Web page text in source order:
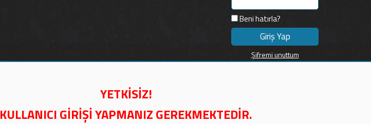
Beni hatırla?
Şifremi unuttum
YETKİSİZ!
KULLANICI GİRİŞİ YAPMANIZ GEREKMEKTEDİR.